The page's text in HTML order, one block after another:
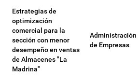
Estrategias de
optimización
comercial para la
sección con menor
desempeño en ventas
de Almacenes "La
Madrina"
Administración
de Empresas